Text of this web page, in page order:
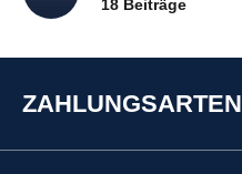
18 Beiträge
ZAHLUNGSARTEN